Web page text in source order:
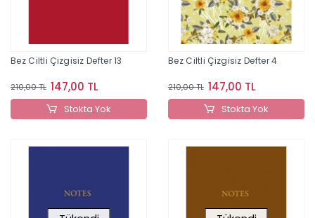
Bez Ciltli Çizgisiz Defter 13
210,00 TL 147,00 TL
Stokta Yok
Bez Ciltli Çizgisiz Defter 4
210,00 TL 147,00 TL
Stokta Yok